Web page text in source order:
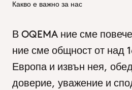
Какво е важно за нас
В OQEMA ние сме повече
ние сме общност от над
Европа и извън нея,
доверие, уважение и